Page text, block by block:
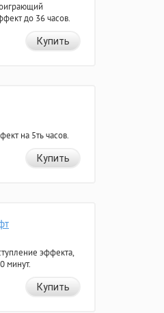
до 36 часов.
Купить
на 5ть часов.
Купить
эффекта,
минут.
Купить